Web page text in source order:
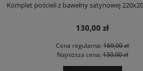
Komplet pościeli z bawełny satynowej
130,00 zł
Cena regularna: 160,00 zł
Najniższa cena:130,00 zł